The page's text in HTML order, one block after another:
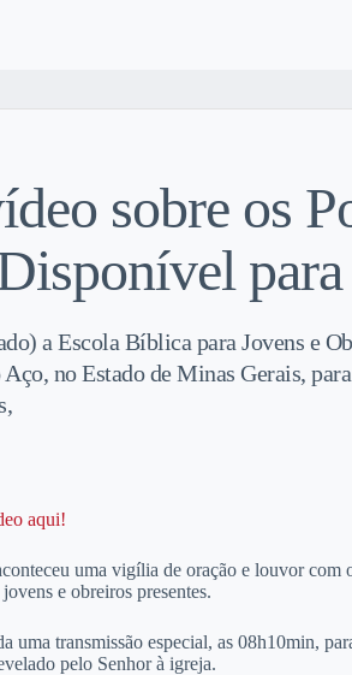
sobre os
a Escola Bíblica para Jovens e
no Estado de Minas Gerais,
aqui!
uma vigília de oração e louvor
e obreiros presentes.
transmissão especial, as 08h10min,
pelo Senhor à igreja.